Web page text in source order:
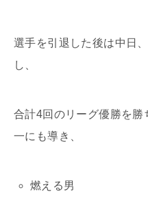
選手を引退した後は中日
し、
合計4回のリーグ優勝を
一にも導き、
燃える男